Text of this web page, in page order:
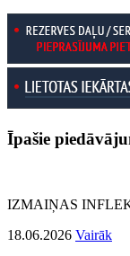
Īpašie
IZMAIŅAS
18.06.2026 Vairāk